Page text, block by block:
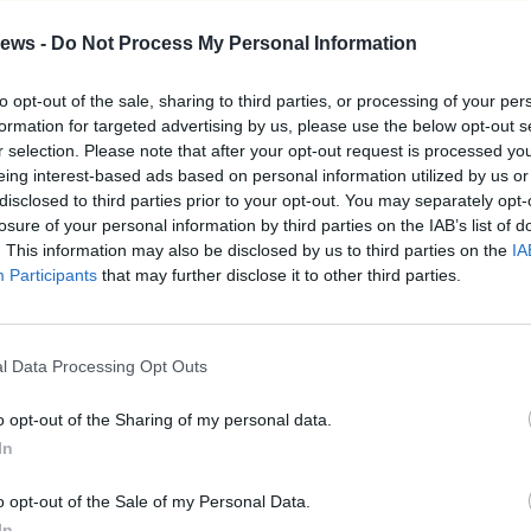
- Do Not Process My Personal Information
opt-out of the sale, sharing to third parties, or processing of your
for targeted advertising by us, please use the below opt-out
selection. Please note that after your opt-out request is processed
interest-based ads based on personal information utilized by us
to third parties prior to your opt-out. You may separately
of your personal information by third parties on the IAB’s list of
This information may also be disclosed by us to third parties on the
Participants that may further disclose it to other third parties.
Data Processing Opt Outs
opt-out of the Sharing of my personal data.
opt-out of the Sale of my Personal Data.
GERMIGNAGA
Miguel Mañara
Guarda l'archivio